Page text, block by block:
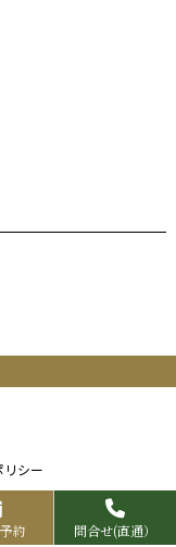
リシー
Reserved.
約 問合せ(直通）